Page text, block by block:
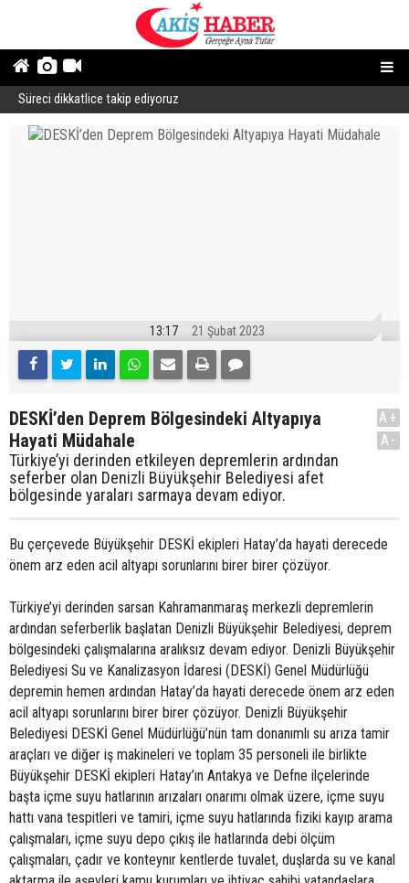
Süreci dikkatlice takip ediyoruz
13:17 21 Şubat 2023
DESKİ’den Deprem Bölgesindeki Altyapıya
Hayati Müdahale
Türkiye’yi derinden etkileyen depremlerin ardından
seferber olan Denizli Büyükşehir Belediyesi afet
bölgesinde yaraları sarmaya devam ediyor.
A+
A-
Bu çerçevede Büyükşehir DESKİ ekipleri Hatay’da hayati derecede
önem arz eden acil altyapı sorunlarını birer birer çözüyor.
Türkiye’yi derinden sarsan Kahramanmaraş merkezli depremlerin
ardından seferberlik başlatan Denizli Büyükşehir Belediyesi, deprem
bölgesindeki çalışmalarına aralıksız devam ediyor. Denizli Büyükşehir
Belediyesi Su ve Kanalizasyon İdaresi (DESKİ) Genel Müdürlüğü
depremin hemen ardından Hatay’da hayati derecede önem arz eden
acil altyapı sorunlarını birer birer çözüyor. Denizli Büyükşehir
Belediyesi DESKİ Genel Müdürlüğü’nün tam donanımlı su arıza tamir
araçları ve diğer iş makineleri ve toplam 35 personeli ile birlikte
Büyükşehir DESKİ ekipleri Hatay’ın Antakya ve Defne ilçelerinde
başta içme suyu hatlarının arızaları onarımı olmak üzere, içme suyu
hattı vana tespitleri ve tamiri, içme suyu hatlarında fiziki kayıp arama
çalışmaları, içme suyu depo çıkış ile hatlarında debi ölçüm
çalışmaları, çadır ve konteynır kentlerde tuvalet, duşlarda su ve kanal